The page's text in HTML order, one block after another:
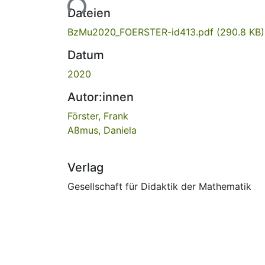
Lade...
Dateien
BzMu2020_FOERSTER-id413.pdf (290.8 KB)
Datum
2020
Autor:innen
Förster, Frank
Aßmus, Daniela
Verlag
Gesellschaft für Didaktik der Mathematik